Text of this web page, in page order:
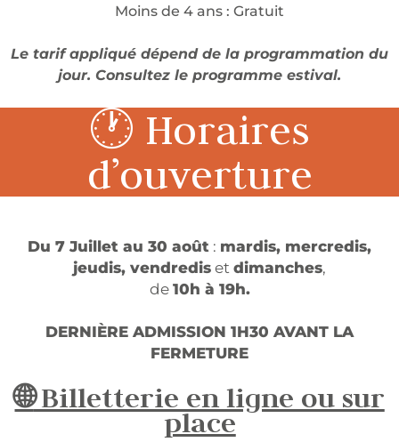
Moins de 4 ans : Gratuit
Le tarif appliqué dépend de la programmation du
jour. Consultez le programme estival.
🕐 Horaires
d’ouverture
Du 7 Juillet au 30 août : mardis, mercredis,
jeudis, vendredis et dimanches,
de 10h à 19h.
DERNIÈRE ADMISSION 1H30 AVANT LA
FERMETURE
🌐Billetterie en ligne ou sur
place